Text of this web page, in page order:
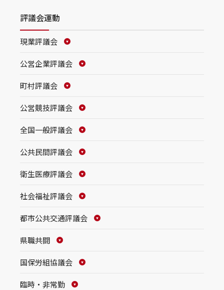
評議会運動
現業評議会
公営企業評議会
町村評議会
公営競技評議会
全国一般評議会
公共民間評議会
衛生医療評議会
社会福祉評議会
都市公共交通評議会
県職共闘
国保労組協議会
臨時・非常勤